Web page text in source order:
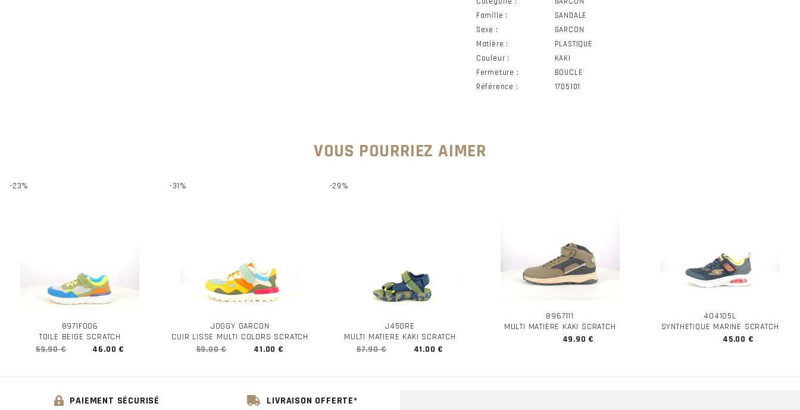
Famille :
SANDALE
Sexe :
GARCON
Matière :
PLASTIQUE
Couleur :
KAKI
Fermeture :
BOUCLE
Référence :
1705101
VOUS POURRIEZ AIMER
-23%
8971F006
TOILE BEIGE SCRATCH
59.90 €
46.00 €
-31%
JOGGY GARCON
CUIR LISSE MULTI COLORS SCRATCH
59.00 €
41.00 €
-29%
J450RE
MULTI MATIERE KAKI SCRATCH
57.90 €
41.00 €
8967111
MULTI MATIERE KAKI SCRATCH
49.90 €
404105L
SYNTHETIQUE MARINE SCRATCH
45.00 €
PAIEMENT SÉCURISÉ LIVRAISON OFFERTE*